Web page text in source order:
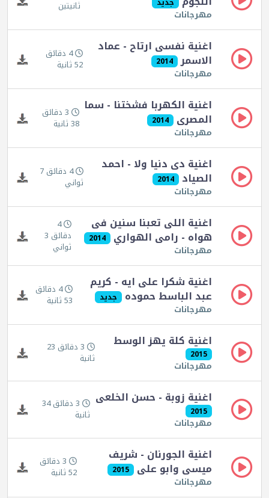
مهرجانات
ثانيتين
اغنية نفسى ارتاح - عماد
الاسمر 2014
مهرجانات
4 دقائق
52 ثانية
اغنية الكهربا فشختنا - سما
المصرى 2014
مهرجانات
3 دقائق
38 ثانية
اغنية دى دنيا ولا - احمد
الصياد 2014
مهرجانات
4 دقائق 7
ثواني
اغنية اللى تعبنا سنين فى
هواه - رامى الهواري 2014
مهرجانات
4
دقائق 3
ثواني
اغنية شكرا على ايه - كريم
عبد الباسط حموده جديد
مهرجانات
4 دقائق
53 ثانية
اغنية كلة يهز الوسط
2015
مهرجانات
3 دقائق 23
ثانية
اغنية زوبة - حسن الخلعى
2015
مهرجانات
3 دقائق 34
ثانية
اغنية الجورنان - شريف
ميسى وابو على 2015
مهرجانات
3 دقائق
52 ثانية